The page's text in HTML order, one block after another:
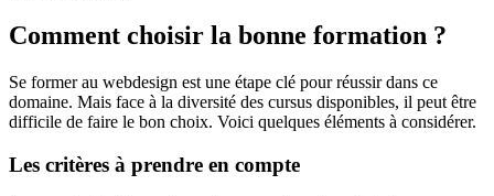
Comment choisir la bonne formation ?
Se former au webdesign est une étape clé pour réussir dans ce
domaine. Mais face à la diversité des cursus disponibles, il peut être
difficile de faire le bon choix. Voici quelques éléments à considérer.
Les critères à prendre en compte